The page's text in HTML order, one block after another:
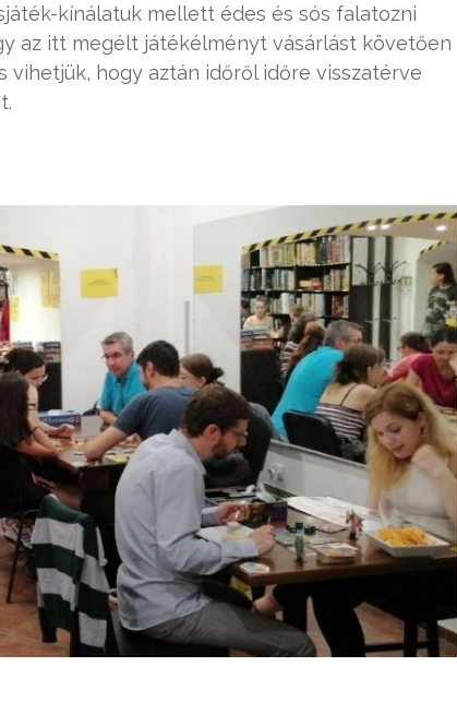
kínálatuk mellett édes és sós falatozni
az itt megélt játékélményt vásárlást követően
vihetjük, hogy aztán időről időre visszatérve